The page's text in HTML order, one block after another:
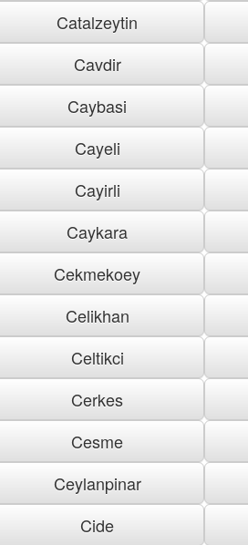
Catalzeytin
Cavdir
Caybasi
Cayeli
Cayirli
Caykara
Cekmekoey
Celikhan
Celtikci
Cerkes
Cesme
Ceylanpinar
Cide